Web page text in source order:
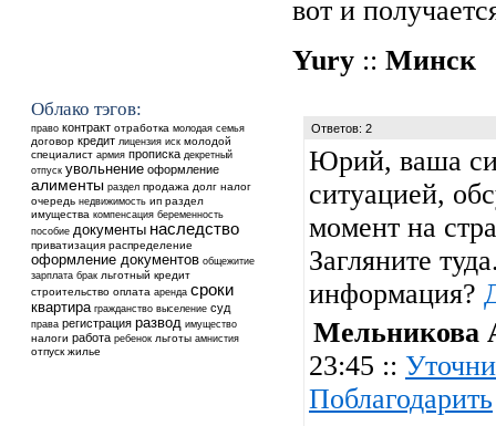
Облако тэгов:
право контракт отработка молодая семья
договор кредит лицензия иск молодой
специалист армия прописка декретный
отпуск увольнение оформление
алименты раздел продажа долг налог
очередь недвижимость ип раздел
имущества компенсация беременность
пособие документы наследство
приватизация распределение
оформление документов общежитие
зарплата брак льготный кредит
строительство оплата аренда сроки
квартира гражданство выселение суд
права регистрация развод имущество
налоги работа ребенок льготы амнистия
отпуск жилье
вот и
Yury :: Минск
Ответов: 2
Юрий, ваша
ситуацией,
момент на
Загляните
информация?
Мельникова
23:45 ::
Поблагодарить